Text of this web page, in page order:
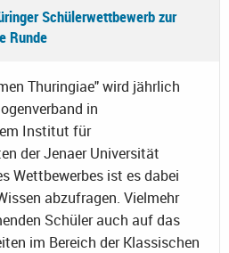
Schülerwettbewerb zur
Runde
Thuringiae" wird jährlich
in
Institut für
der Jenaer Universität
Wettbewerbes ist es dabei
abzufragen. Vielmehr
Schüler auch auf das
im Bereich der Klassischen